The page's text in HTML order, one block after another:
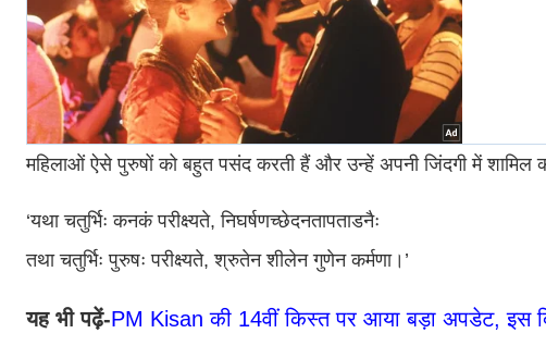
महिलाओं ऐसे पुरुषों को बहुत पसंद करती हैं और उन्‍हें अपनी जिंदगी में शामिल
‘यथा चतुर्भिः कनकं परीक्ष्यते, निघर्षणच्छेदनतापताडनैः
तथा चतुर्भिः पुरुषः परीक्ष्यते, श्रुतेन शीलेन गुणेन कर्मणा।’
यह भी पढ़ें-PM Kisan की 14वीं किस्त पर आया बड़ा अपडेट, इस